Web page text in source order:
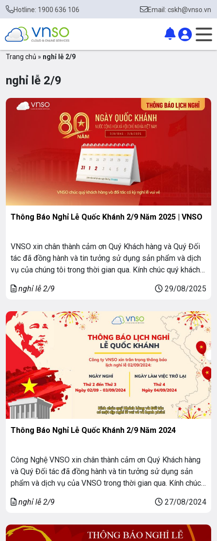
Hotline: 1900 636 106 Email: cskh@vnso.vn
Trang chủ » nghỉ lễ 2/9
nghỉ lễ 2/9
Thông Báo Nghỉ Lễ Quốc Khánh 2/9 Năm 2025 | VNSO
VNSO xin chân thành cảm ơn Quý Khách hàng và Quý Đối
tác đã đồng hành và tin tưởng sử dụng sản phẩm và dịch
vụ của chúng tôi trong thời gian qua. Kính chúc quý khách
hạnh phúc. Lịch Nghỉ […]
nghỉ lễ 2/9 29/08/2025
Thông Báo Nghỉ Lễ Quốc Khánh 2/9 Năm 2024
Công Nghệ VNSO xin chân thành cảm ơn Quý Khách hàng
và Quý Đối tác đã đồng hành và tin tưởng sử dụng sản
phẩm và dịch vụ của VNSO trong thời gian qua. Kính chúc
vẻ và hạnh phúc. >>> Cập […]
nghỉ lễ 2/9 27/08/2024